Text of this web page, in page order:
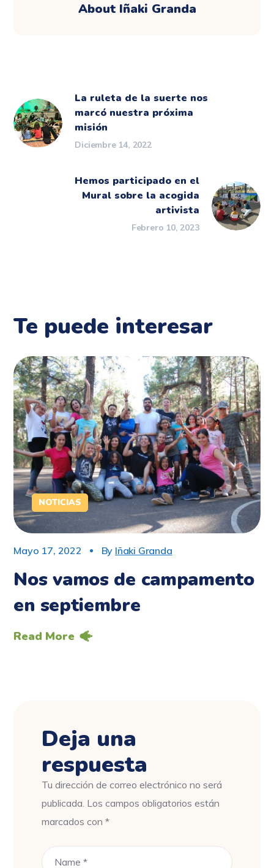
About Iñaki Granda
La ruleta de la suerte nos
marcó nuestra próxima
misión
Diciembre 14, 2022
Hemos participado en el
Mural sobre la acogida
artivista
Febrero 10, 2023
Te puede interesar
NOTICIAS
Mayo 17, 2022 By Iñaki Granda
Nos vamos de campamento
en septiembre
Read More
Deja una
respuesta
Tu dirección de correo electrónico no será
publicada. Los campos obligatorios están
marcados con*